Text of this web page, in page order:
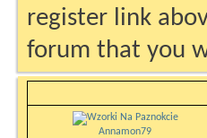
register link
forum that you
Annamon79